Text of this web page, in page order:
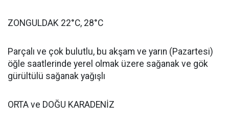
ZONGULDAK 22°C, 28°C
Parçalı ve çok bulutlu, bu akşam ve yarın (Pazartesi)
öğle saatlerinde yerel olmak üzere sağanak ve gök
gürültülü sağanak yağışlı
ORTA ve DOĞU KARADENİZ